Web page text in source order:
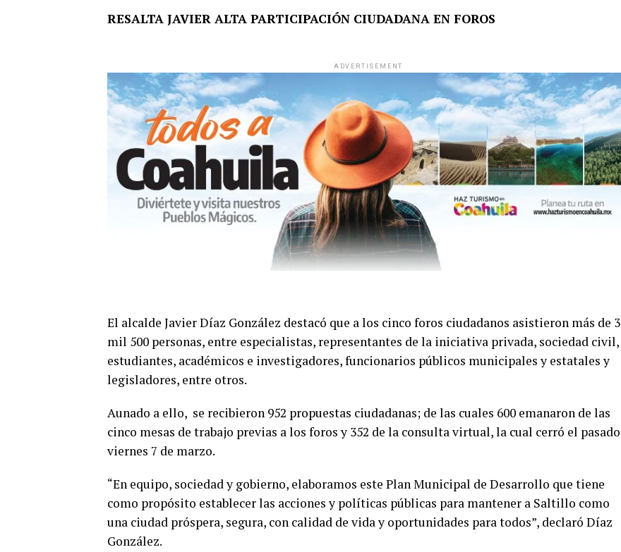
RESALTA JAVIER ALTA PARTICIPACIÓN CIUDADANA EN FOROS
ADVERTISEMENT
El alcalde Javier Díaz González destacó que a los cinco foros ciudadanos asistieron más de 3
mil 500 personas, entre especialistas, representantes de la iniciativa privada, sociedad civil,
estudiantes, académicos e investigadores, funcionarios públicos municipales y estatales y
legisladores, entre otros.
Aunado a ello, se recibieron 952 propuestas ciudadanas; de las cuales 600 emanaron de las
cinco mesas de trabajo previas a los foros y 352 de la consulta virtual, la cual cerró el pasado
viernes 7 de marzo.
“En equipo, sociedad y gobierno, elaboramos este Plan Municipal de Desarrollo que tiene
como propósito establecer las acciones y políticas públicas para mantener a Saltillo como
una ciudad próspera, segura, con calidad de vida y oportunidades para todos”, declaró Díaz
González.